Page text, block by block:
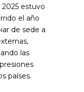
estuvo
el año
de sede a
las
países.